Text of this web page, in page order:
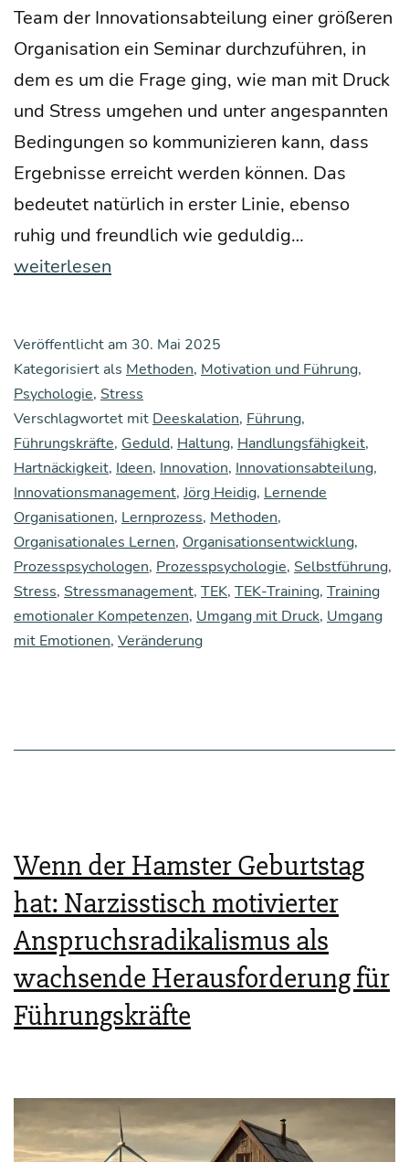
Team der Inno­va­ti­ons­ab­tei­lung einer grö­ße­ren
Orga­ni­sa­ti­on ein Semi­nar durch­zu­füh­ren, in
dem es um die Fra­ge ging, wie man mit Druck
und Stress umge­hen und unter ange­spann­ten
Bedin­gun­gen so kom­mu­ni­zie­ren kann, dass
Ergeb­nis­se erreicht wer­den kön­nen. Das
bedeu­tet natür­lich in ers­ter Linie, eben­so
ruhig und freund­lich wie gedul­dig…
keit
weiterlesen
Veröffentlicht am 30. Mai 2025
Kategorisiert als Methoden, Motivation und Führung,
Psychologie, Stress
Verschlagwortet mit Deeskalation, Führung,
Führungskräfte, Geduld, Haltung, Handlungsfähigkeit,
Hartnäckigkeit, Ideen, Innovation, Innovationsabteilung,
Innovationsmanagement, Jörg Heidig, Lernende
Organisationen, Lernprozess, Methoden,
Organisationales Lernen, Organisationsentwicklung,
Prozesspsychologen, Prozesspsychologie, Selbstführung,
Stress, Stressmanagement, TEK, TEK-Training, Training
emotionaler Kompetenzen, Umgang mit Druck, Umgang
mit Emotionen, Veränderung
Wenn der Hamster Geburtstag
hat: Narzisstisch motivierter
Anspruchsradikalismus als
wachsende Herausforderung für
Führungskräfte